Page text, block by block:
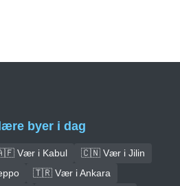
byer i dag
Vær i Kabul
🇨🇳 Vær i Jilin
🇹🇷 Vær i Ankara